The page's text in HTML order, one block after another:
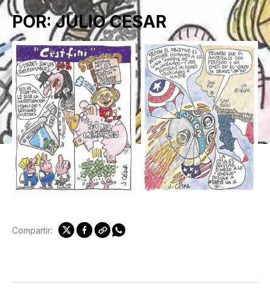
POR: JULIO CESAR
Compartir: